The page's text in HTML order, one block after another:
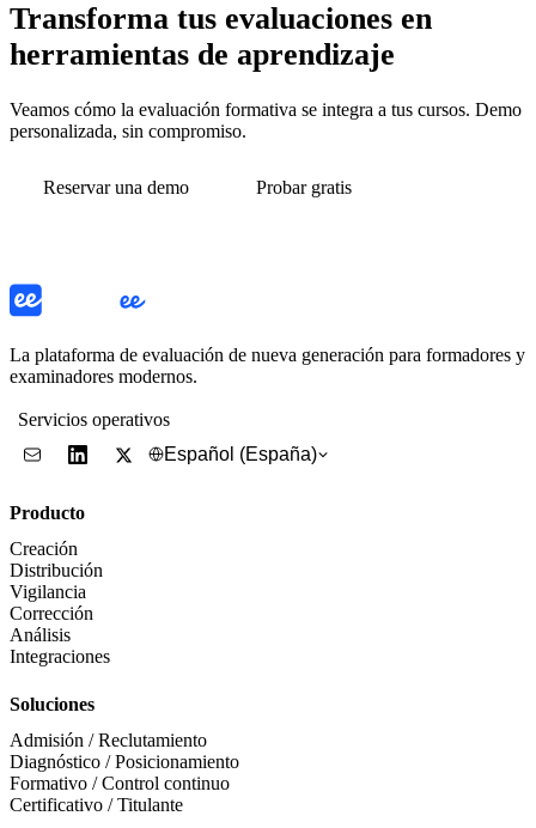
Transforma tus evaluaciones en
herramientas de aprendizaje
Veamos cómo la evaluación formativa se integra a tus cursos. Demo
personalizada, sin compromiso.
Reservar una demo Probar gratis
La plataforma de evaluación de nueva generación para formadores y
examinadores modernos.
Servicios operativos
Español (España)
Producto
Creación
Distribución
Vigilancia
Corrección
Análisis
Integraciones
Soluciones
Admisión / Reclutamiento
Diagnóstico / Posicionamiento
Formativo / Control continuo
Certificativo / Titulante